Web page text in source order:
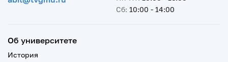
Сб: 10:00 - 14:00
Об университете
История